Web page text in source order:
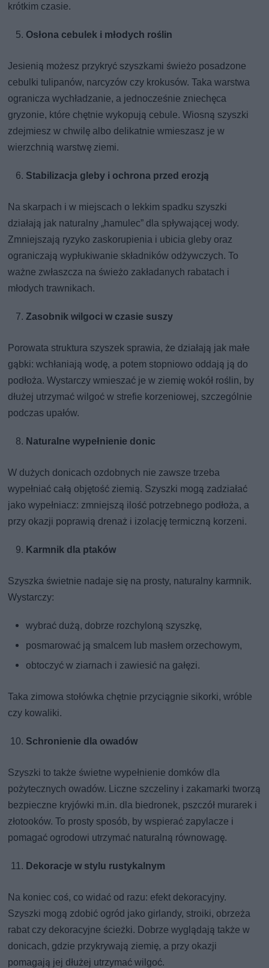
krótkim czasie.
Osłona cebulek i młodych roślin
Jesienią możesz przykryć szyszkami świeżo posadzone
cebulki tulipanów, narcyzów czy krokusów. Taka warstwa
ogranicza wychładzanie, a jednocześnie zniechęca
gryzonie, które chętnie wykopują cebule. Wiosną szyszki
zdejmiesz w chwilę albo delikatnie wmieszasz je w
wierzchnią warstwę ziemi.
Stabilizacja gleby i ochrona przed erozją
Na skarpach i w miejscach o lekkim spadku szyszki
działają jak naturalny „hamulec” dla spływającej wody.
Zmniejszają ryzyko zaskorupienia i ubicia gleby oraz
ograniczają wypłukiwanie składników odżywczych. To
ważne zwłaszcza na świeżo zakładanych rabatach i
młodych trawnikach.
Zasobnik wilgoci w czasie suszy
Porowata struktura szyszek sprawia, że działają jak małe
gąbki: wchłaniają wodę, a potem stopniowo oddają ją do
podłoża. Wystarczy wmieszać je w ziemię wokół roślin, by
dłużej utrzymać wilgoć w strefie korzeniowej, szczególnie
podczas upałów.
Naturalne wypełnienie donic
W dużych donicach ozdobnych nie zawsze trzeba
wypełniać całą objętość ziemią. Szyszki mogą zadziałać
jako wypełniacz: zmniejszą ilość potrzebnego podłoża, a
przy okazji poprawią drenaż i izolację termiczną korzeni.
Karmnik dla ptaków
Szyszka świetnie nadaje się na prosty, naturalny karmnik.
Wystarczy:
wybrać dużą, dobrze rozchyloną szyszkę,
posmarować ją smalcem lub masłem orzechowym,
obtoczyć w ziarnach i zawiesić na gałęzi.
Taka zimowa stołówka chętnie przyciągnie sikorki, wróble
czy kowaliki.
Schronienie dla owadów
Szyszki to także świetne wypełnienie domków dla
pożytecznych owadów. Liczne szczeliny i zakamarki tworzą
bezpieczne kryjówki m.in. dla biedronek, pszczół murarek i
złotooków. To prosty sposób, by wspierać zapylacze i
pomagać ogrodowi utrzymać naturalną równowagę.
Dekoracje w stylu rustykalnym
Na koniec coś, co widać od razu: efekt dekoracyjny.
Szyszki mogą zdobić ogród jako girlandy, stroiki, obrzeża
rabat czy dekoracyjne ścieżki. Dobrze wyglądają także w
donicach, gdzie przykrywają ziemię, a przy okazji
pomagają jej dłużej utrzymać wilgoć.